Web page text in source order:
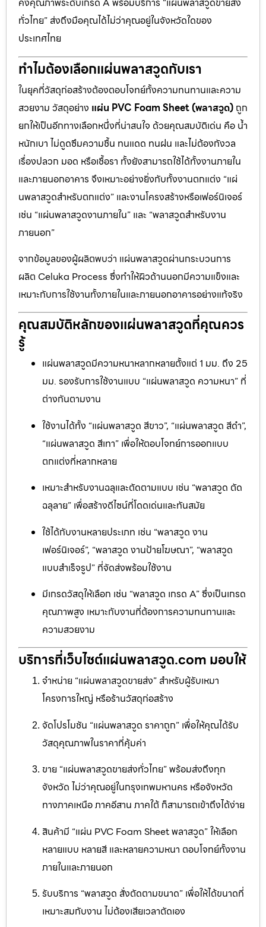
ทั่วไทย” ส่งถึงมือคุณได้ไม่ว่าคุณอยู่ในจังหวัดใดของ
ประเทศไทย
ทำไมต้องเลือกแผ่นพลาสวูดกับเรา
ในยุคที่วัสดุก่อสร้างต้องตอบโจทย์ทั้งความทนทานและความ
สวยงาม วัสดุอย่าง แผ่น PVC Foam Sheet (พลาสวูด) ถูก
ยกให้เป็นอีกทางเลือกหนึ่งที่น่าสนใจ ด้วยคุณสมบัติเด่น คือ น้ำ
หนักเบา ไม่ดูดซึมความชื้น ทนแดด ทนฝน และไม่ต้องกังวล
เรื่องปลวก มอด หรือเชื้อรา ทั้งยังสามารถใช้ได้ทั้งงานภายใน
และภายนอกอาคาร จึงเหมาะอย่างยิ่งกับทั้งงานตกแต่ง “แผ่
นพลาสวูดสำหรับตกแต่ง” และงานโครงสร้างหรือเฟอร์นิเจอร์
เช่น “แผ่นพลาสวูดงานภายใน” และ “พลาสวูดสำหรับงาน
ภายนอก”
จากข้อมูลของผู้ผลิตพบว่า แผ่นพลาสวูดผ่านกระบวนการ
ผลิต Celuka Process ซึ่งทำให้ผิวด้านนอกมีความแข็งและ
เหมาะกับการใช้งานทั้งภายในและภายนอกอาคารอย่างแท้จริง
คุณสมบัติหลักของแผ่นพลาสวูดที่คุณควร
รู้
แผ่นพลาสวูดมีความหนาหลากหลายตั้งแต่ 1 มม. ถึง 25
มม. รองรับการใช้งานแบบ “แผ่นพลาสวูด ความหนา” ที่
ต่างกันตามงาน
ใช้งานได้ทั้ง “แผ่นพลาสวูด สีขาว”, “แผ่นพลาสวูด สีดำ”,
“แผ่นพลาสวูด สีเทา” เพื่อให้ตอบโจทย์การออกแบบ
ตกแต่งที่หลากหลาย
เหมาะสำหรับงานฉลุและตัดตามแบบ เช่น “พลาสวูด ตัด
ฉลุลาย” เพื่อสร้างดีไซน์ที่โดดเด่นและทันสมัย
ใช้ได้กับงานหลายประเภท เช่น “พลาสวูด งาน
เฟอร์นิเจอร์”, “พลาสวูด งานป้ายโฆษณา”, “พลาสวูด
แบบสำเร็จรูป” ที่จัดส่งพร้อมใช้งาน
มีเกรดวัสดุให้เลือก เช่น “พลาสวูด เกรด A” ซึ่งเป็นเกรด
คุณภาพสูง เหมาะกับงานที่ต้องการความทนทานและ
ความสวยงาม
บริการที่เว็บไซต์แผ่นพลาสวูด.com มอบให้
จำหน่าย “แผ่นพลาสวูดขายส่ง” สำหรับผู้รับเหมา
โครงการใหญ่ หรือร้านวัสดุก่อสร้าง
จัดโปรโมชัน “แผ่นพลาสวูด ราคาถูก” เพื่อให้คุณได้รับ
วัสดุคุณภาพในราคาที่คุ้มค่า
ขาย “แผ่นพลาสวูดขายส่งทั่วไทย” พร้อมส่งถึงทุก
จังหวัด ไม่ว่าคุณอยู่ในกรุงเทพมหานคร หรือจังหวัด
ทางภาคเหนือ ภาคอีสาน ภาคใต้ ก็สามารถเข้าถึงได้ง่าย
สินค้ามี “แผ่น PVC Foam Sheet พลาสวูด” ให้เลือก
หลายแบบ หลายสี และหลายความหนา ตอบโจทย์ทั้งงาน
ภายในและภายนอก
รับบริการ “พลาสวูด สั่งตัดตามขนาด” เพื่อให้ได้ขนาดที่
เหมาะสมกับงาน ไม่ต้องเสียเวลาตัดเอง